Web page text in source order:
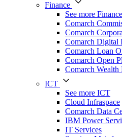
Finance
See more Finance
Comarch
Comarch
Comarch Digital
Comarch Loan
Comarch Open
Comarch Wealth
ICT
See more ICT
Cloud Infraspace
Comarch Data
IBM Power
IT Services